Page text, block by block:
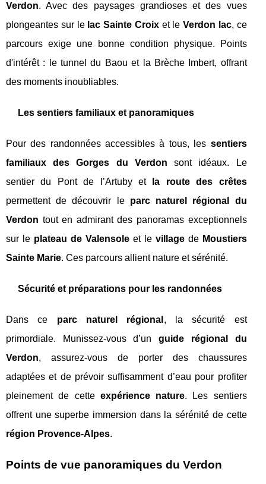
Verdon. Avec des paysages grandioses et des vues
plongeantes sur le lac Sainte Croixet leVerdon lac, ce
parcours exige une bonne condition physique. Points
d'intérêt : le tunnel du Baou et la Brèche Imbert, offrant
des moments inoubliables.
Les sentiers familiaux et panoramiques
Pour des randonnées accessibles à tous, les sentiers
familiaux des Gorges du Verdon sont idéaux. Le
sentier du Pont de l’Artuby et
la route des crêtes
permettent de découvrir le parc naturel régional du
Verdon tout en admirant des panoramas exceptionnels
sur le plateau de Valensoleet le villagede Moustiers
Sainte Marie. Ces parcours allient nature et sérénité.
Sécurité et préparations pour les randonnées
Dans ce parc naturel régional , la sécurité est
primordiale. Munissez-vous d’unguide régional du
Verdon, assurez-vous de porter des chaussures
adaptées et de prévoir suffisamment d’eau pour profiter
pleinement de cette expérience nature. Les sentiers
offrent une superbe immersion dans la sérénité de cette
région Provence-Alpes.
Points de vue panoramiques du Verdon